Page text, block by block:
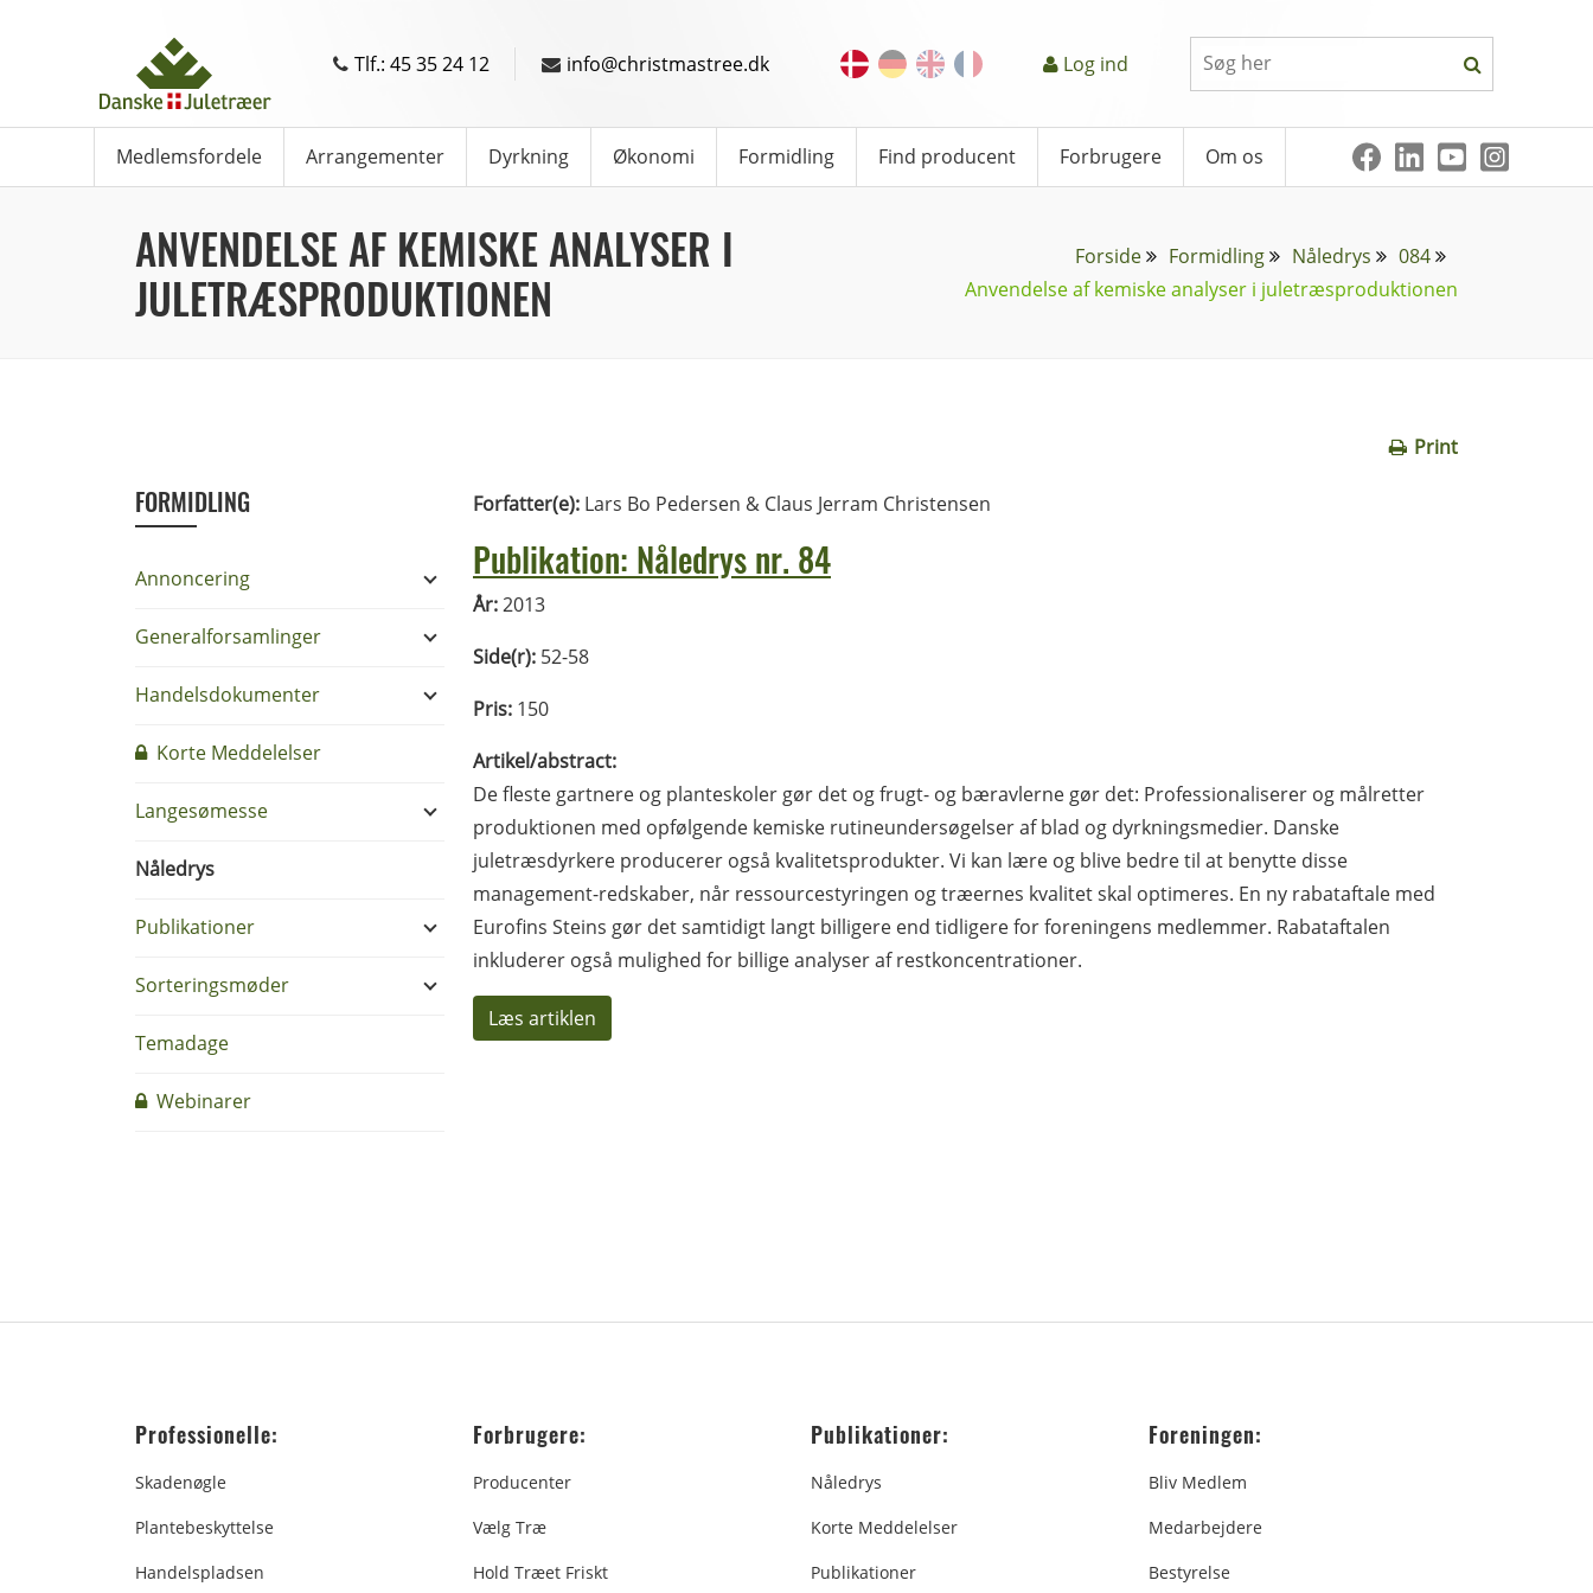
Tlf.: 45 35 24 12 info@christmastree.dk Log ind
Medlemsfordele Arrangementer Dyrkning Økonomi Formidling Find producent Forbrugere Om os
ANVENDELSE AF KEMISKE ANALYSER I
JULETRÆSPRODUKTIONEN
Forside Formidling Nåledrys
084
Anvendelse af kemiske analyser i juletræsproduktionen
Print
FORMIDLING
Annoncering
Generalforsamlinger
Handelsdokumenter
Korte Meddelelser
Langesømesse
Nåledrys
Publikationer
Sorteringsmøder
Temadage
Webinarer
Forfatter(e): Lars Bo Pedersen & Claus Jerram Christensen
Publikation: Nåledrys nr. 84
År:2013
Side(r): 52-58
Pris: 150
Artikel/abstract:
De fleste gartnere og planteskoler gør det og frugt- og bæravlerne gør det: Professionaliserer og målretter
produktionen med opfølgende kemiske rutineundersøgelser af blad og dyrkningsmedier. Danske
juletræsdyrkere producerer også kvalitetsprodukter. Vi kan lære og blive bedre til at benytte disse
management-redskaber, når ressourcestyringen og træernes kvalitet skal optimeres. En ny rabataftale med
Eurofins Steins gør det samtidigt langt billigere end tidligere for foreningens medlemmer. Rabataftalen
inkluderer også mulighed for billige analyser af restkoncentrationer.
Læs artiklen
Professionelle:
Skadenøgle
Plantebeskyttelse
Handelspladsen
Forbrugere:
Producenter
Vælg Træ
Hold Træet Friskt
Publikationer:
Nåledrys
Korte Meddelelser
Publikationer
Foreningen:
Bliv Medlem
Medarbejdere
Bestyrelse